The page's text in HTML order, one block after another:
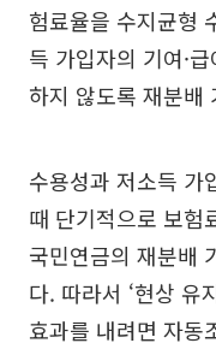
험료율을 수지균형
득 가입자의 기여·
하지 않도록 재분배
수용성과 저소득 가
때 단기적으로 보험
국민연금의 재분배
다. 따라서 ‘현상 유
효과를 내려면 자동